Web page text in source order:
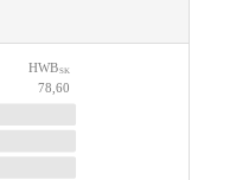
HWB SK
78,60